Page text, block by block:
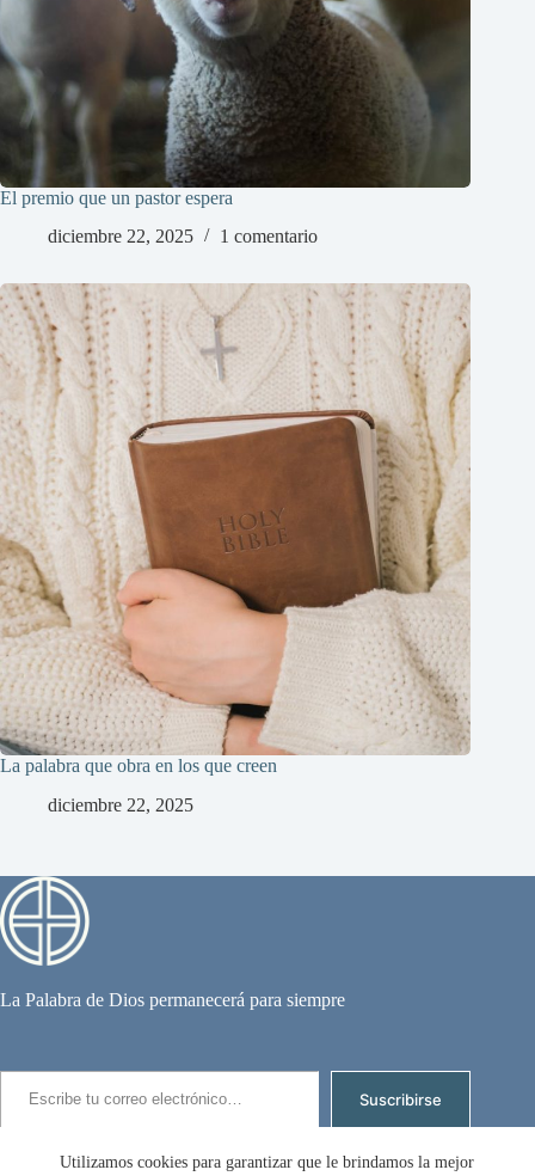
Utilizamos cookies para garantizar que le brindamos la mejor
El premio que un pastor espera
diciembre 22, 2025
1 comentario
La palabra que obra en los que creen
diciembre 22, 2025
La Palabra de Dios permanecerá para siempre
Escribe tu correo electrónico…
Suscribirse
Suscríbete para recibir los nuevos artículos por email.